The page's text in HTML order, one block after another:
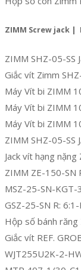
ZIMM Screw jack |
ZIMM SHZ-05-SS
Giắc vít Zimm
Máy Vít bi ZIMM
Máy Vít bi ZIMM
Máy Vít bi ZIMM
ZIMM SHZ-05-SS
Jack vít hạng
ZIMM ZE-150-SN
MSZ-25-SN-
GSZ-25-SN R:
Hộp số bánh răng
Giắc vít REF.
WJT255U2K-2-